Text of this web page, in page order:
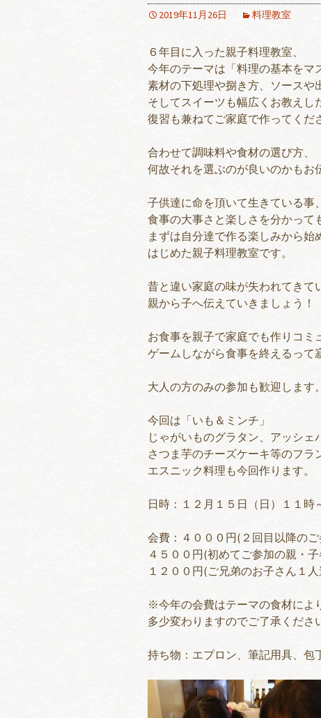
2019年11月26日 料理教室
６年目に入った親子料理教室、
今年のテーマは「料理の基本をマ
素材の下処理や捌き方、ソースや
そしてスイーツも幅広くお教えし
復習も兼ねてご家庭で作ってくだ
合わせて調味料や食材の選び方、
何故それを選ぶのが良いのかもお
子供達に命を頂いて生きている事、
食事の大事さと楽しさを分かって
まずは自分達で作る楽しみから始
はじめた親子料理教室です。
昔と違い家庭の味が失われてきて
親から子へ伝えていきましょう！
お食事を親子で家庭でも作りコミ
ゲームしながら食事を終えるって
大人の方のみの参加も歓迎します。
今回は「いも＆ミンチ」
じゃがいものグラタン、アッシェ
さつま芋のチーズケーキ等のフラ
エスニック料理も今回作ります。
日時：１２月１５日（日）１１時
会費：４０００円(２回目以降の
４５００円(初めてご参加の親・
１２００円(ご兄弟のお子さん１
※今年の会費はテーマの食材によ
多少変わりますのでご了承くださ
持ち物：エプロン、筆記用具、包